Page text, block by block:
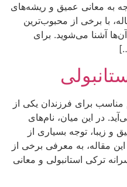
به معانی عمیق و ریشه‌های
با برخی از محبوب‌ترین
آشنا می‌شوید. برای
مناسب برای فرزندان یکی از
در این میان، نام‌های
و زیبا، توجه بسیاری از
مقاله، به معرفی برخی از
ترکی استانبولی و معانی